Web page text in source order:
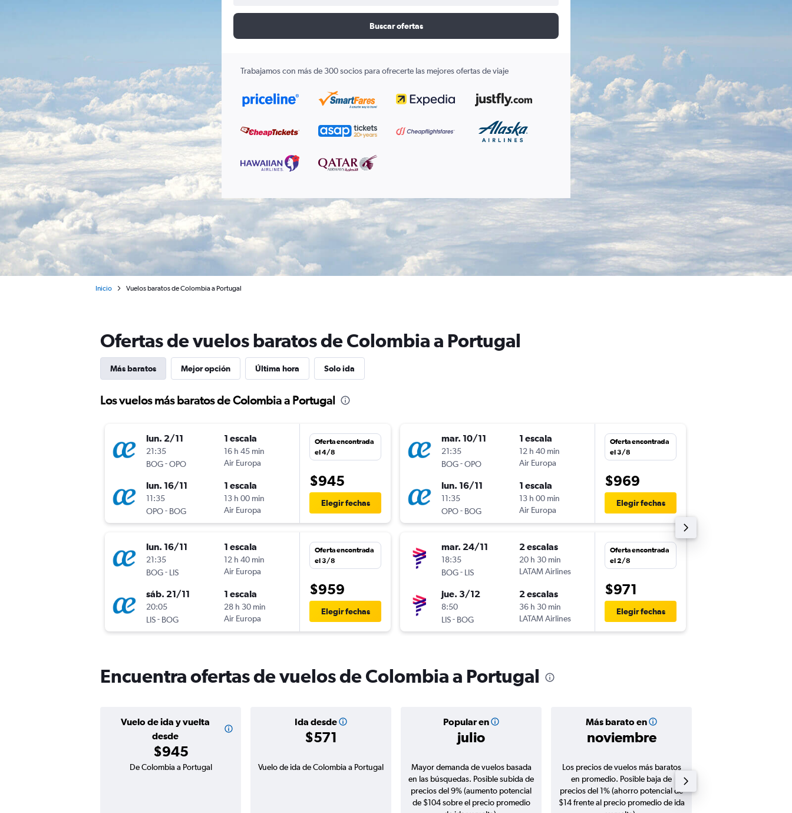
Buscar ofertas
Trabajamos con más de 300 socios para ofrecerte las mejores ofertas de viaje
Inicio Vuelos baratos de Colombia a Portugal
Ofertas de vuelos baratos de Colombia a Portugal
Más baratos Mejor opción Última hora Solo ida
Los vuelos más baratos de Colombia a Portugal
lun. 2/11
21:35
BOG-OPO
1 escala
16 h 45 min
Air Europa
lun. 16/11
11:35
OPO- BOG
1 escala
13 h 00 min
Air Europa
Oferta encontrada
el 4/8
$945
Elegir fechas
lun. 16/11
21:35
BOG- LIS
1 escala
12 h 40 min
Air Europa
sáb. 21/11
20:05
LIS- BOG
1 escala
28 h 30 min
Air Europa
Oferta encontrada
el 3/8
$959
Elegir fechas
mar. 10/11
21:35
BOG-OPO
1 escala
12 h 40 min
Air Europa
lun. 16/11
11:35
OPO- BOG
1 escala
13 h 00 min
Air Europa
Oferta encontrada
el 3/8
$969
Elegir fechas
mar. 24/11
18:35
BOG- LIS
2 escalas
20 h 30 min
LATAM Airlines
jue. 3/12
8:50
LIS- BOG
2 escalas
36 h 30 min
LATAM Airlines
Oferta encontrada
el 2/8
$971
Elegir fechas
Encuentra ofertas de vuelos de Colombia a Portugal
Vuelo de ida y vuelta
desde
$945
Ida desde
$571
Popular en
julio
Más barato en
noviembre
De Colombia a Portugal Vuelo de ida de Colombia a Portugal
Mayor demanda de vuelos basada
en las búsquedas. Posible subida de
precios del 9% (aumento potencial
de $104 sobre el precio promedio
Los precios de vuelos más baratos
en promedio. Posible baja de
precios del 1% (ahorro potencial de
$14 frente al precio promedio de ida